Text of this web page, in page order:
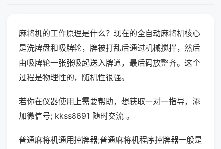
麻将机的工作原理是什么？现在的全自动麻将机核心
是洗牌盘和吸牌轮，牌被打乱后通过机械搅拌，然后
由吸牌轮一张张吸起送入牌道，最后码放整齐。这个
过程是物理性的，随机性很强。
若你在仪器使用上需要帮助，想获取一对一指导，添
加微信号; kkss8691 随时交流 。
普通麻将机通用控牌器;普通麻将机程序控牌器一般是